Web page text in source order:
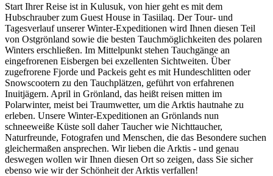
Start Ihrer Reise ist in Kulusuk, von hier geht es mit dem
Hubschrauber zum Guest House in Tasiilaq. Der Tour- und
Tagesverlauf unserer Winter-Expeditionen wird Ihnen diesen Teil
von Ostgrönland sowie die besten Tauchmöglichkeiten des polaren
Winters erschließen. Im Mittelpunkt stehen Tauchgänge an
eingefrorenen Eisbergen bei exzellenten Sichtweiten. Über
zugefrorene Fjorde und Packeis geht es mit Hundeschlitten oder
Snowscootern zu den Tauchplätzen, geführt von erfahrenen
Inuitjägern. April in Grönland, das heißt reisen mitten im
Polarwinter, meist bei Traumwetter, um die Arktis hautnahe zu
erleben. Unsere Winter-Expeditionen an Grönlands nun
schneeweiße Küste soll daher Taucher wie Nichttaucher,
Naturfreunde, Fotografen und Menschen, die das Besondere suchen
gleichermaßen ansprechen. Wir lieben die Arktis - und genau
deswegen wollen wir Ihnen diesen Ort so zeigen, dass Sie sicher
ebenso wie wir der Schönheit der Arktis verfallen!